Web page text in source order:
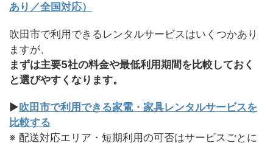
あり／全国対応）
吹田市で利用できるレンタルサービスはいくつかあり
ますが、
まずは主要5社の料金や最低利用期間を比較しておく
と選びやすくなります。
▶吹田市で利用できる家電・家具レンタルサービスを
比較する
※ 配送対応エリア・短期利用の可否はサービスごとに